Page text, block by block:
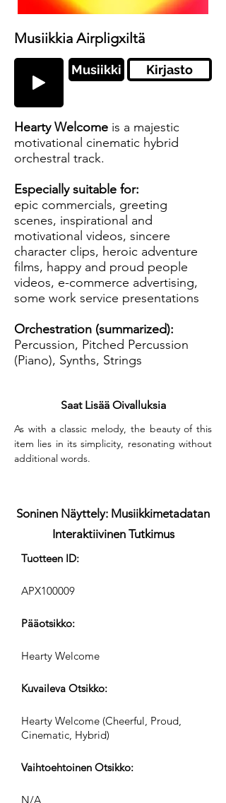
Musiikkia Airpligxiltä
Musiikki Kirjasto
Hearty Welcome is a majestic
motivational cinematic hybrid
orchestral track.
Especially suitable for:
epic commercials, greeting
scenes, inspirational and
motivational videos, sincere
character clips, heroic adventure
films, happy and proud people
videos, e-commerce advertising,
some work service presentations
Orchestration (summarized):
Percussion, Pitched Percussion
(Piano), Synths, Strings
Saat Lisää Oivalluksia
As with a classic melody, the beauty of this
item lies in its simplicity, resonating without
additional words.
Soninen Näyttely: Musiikkimetadatan
Interaktiivinen Tutkimus
Tuotteen ID:
APX100009
Pääotsikko:
Hearty Welcome
Kuvaileva Otsikko:
Hearty Welcome (Cheerful, Proud,
Cinematic, Hybrid)
Vaihtoehtoinen Otsikko:
N/A